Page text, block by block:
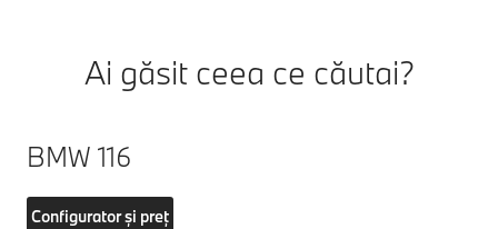
Ai găsit ceea ce căutai?
BMW 116
Configurator și preț